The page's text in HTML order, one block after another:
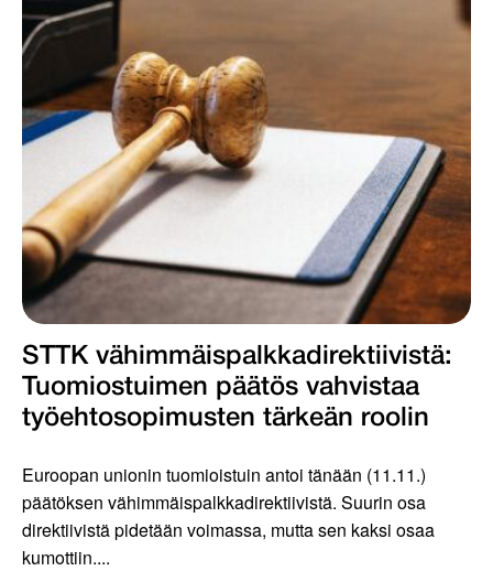
STTK vähimmäispalkka­­direktiivistä:
Tuomiostuimen päätös vahvistaa
työehtosopimusten tärkeän roolin
Euroopan unionin tuomioistuin antoi tänään (11.11.)
päätöksen vähimmäispalkkadirektiivistä. Suurin osa
direktiivistä pidetään voimassa, mutta sen kaksi osaa
kumottiin....